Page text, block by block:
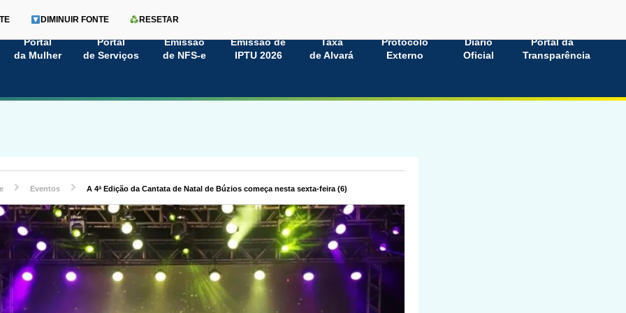
Portal
da Mulher
Portal
de Serviços
Emissão
de NFS-e
Emissão de
IPTU 2026
Taxa
de Alvará
Protocolo
Externo
Diário
Oficial
Portal da
Transparência
DIMINUIR FONTE RESETAR
Eventos A 4ª Edição da Cantata de Natal de Búzios começa nesta sexta-feira (6)